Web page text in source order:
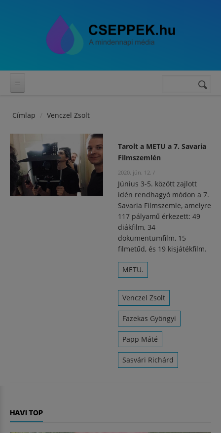
Keresés
Címlap Venczel Zsolt
Tarolt a METU a 7. Savaria
Filmszemlén
2020. jún. 12. /
Június 3-5. között zajlott
idén rendhagyó módon a 7.
Savaria Filmszemle, amelyre
117 pályamű érkezett: 49
diákfilm, 34
dokumentumfilm, 15
filmetűd, és 19 kisjátékfilm.
METU.
Venczel Zsolt
Fazekas Gyöngyi
Papp Máté
Sasvári Richárd
HAVI TOP